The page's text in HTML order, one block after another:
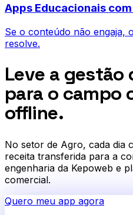
Apps Educacionais
Se o conteúdo não engaja,
resolve.
Leve a gestão
para o campo
offline.
No setor de Agro, cada dia
receita transferida para a
engenharia da Kepoweb e
comercial.
Quero meu app agora